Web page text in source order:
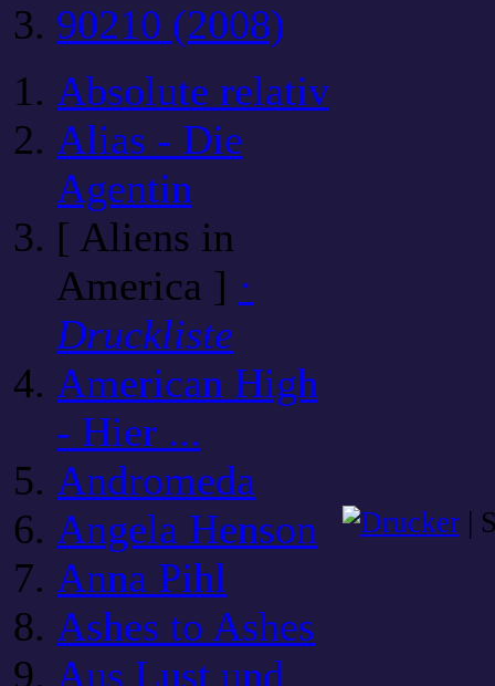
90210 (2008)
Absolute relativ
Alias - Die
Agentin
[ Aliens in
America ] ·
Druckliste
American High
- Hier ...
Andromeda
Angela Henson
Anna Pihl
Ashes to Ashes
Aus Lust und
|